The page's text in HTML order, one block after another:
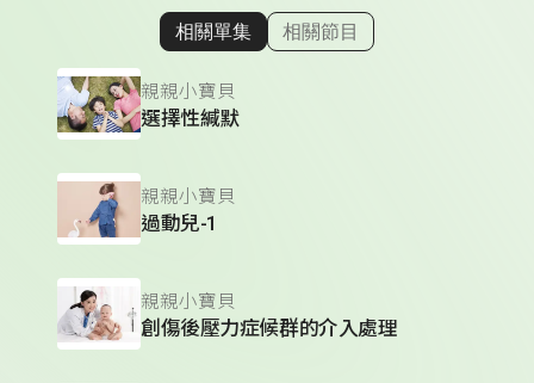
顯示相關單集
相關單集 相關節目
親親小寶貝
選擇性緘默
親親小寶貝
過動兒-1
親親小寶貝
創傷後壓力症候群的介入處理